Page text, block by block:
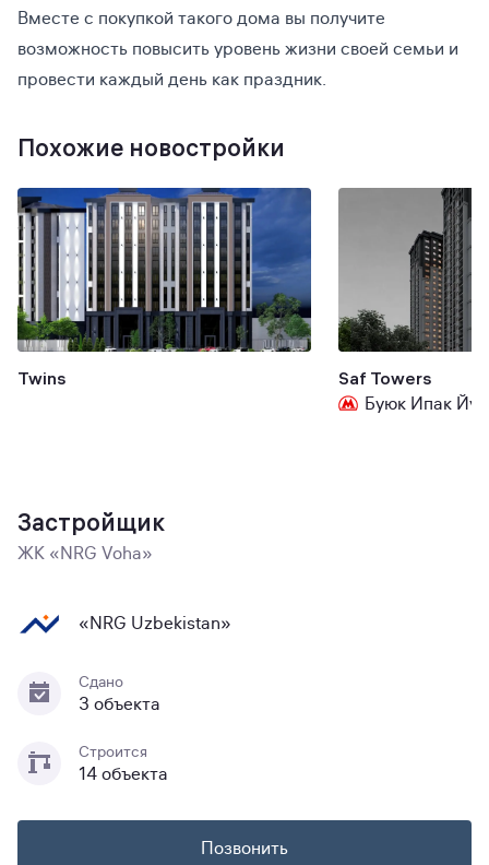
Вместе с покупкой такого дома вы получите
возможность повысить уровень жизни своей семьи и
провести каждый день как праздник.
Похожие новостройки
Twins
Saf Towers
Буюк Ипак
Застройщик
ЖК «NRG Voha»
«NRG Uzbekistan»
Сдано
3 объекта
Строится
14 объекта
Позвонить